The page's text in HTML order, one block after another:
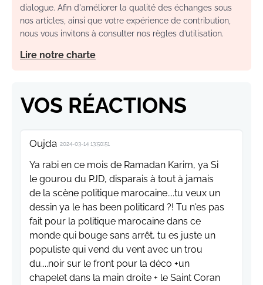
dialogue. Afin d'améliorer la qualité des échanges sous
nos articles, ainsi que votre expérience de contribution,
nous vous invitons à consulter nos règles d’utilisation.
Lire notre charte
VOS RÉACTIONS
Oujda 2024-03-14 13:50:51
Ya rabi en ce mois de Ramadan Karim, ya Si
le gourou du PJD, disparais à tout à jamais
de la scène politique marocaine....tu veux un
dessin ya le has been politicard ?! Tu n'es pas
fait pour la politique marocaine dans ce
monde qui bouge sans arrêt, tu es juste un
populiste qui vend du vent avec un trou
du....noir sur le front pour la déco +un
chapelet dans la main droite + le Saint Coran